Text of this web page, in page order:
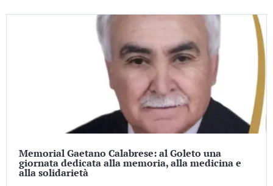
Memorial Gaetano Calabrese: al Goleto una
giornata dedicata alla memoria, alla medicina e
alla solidarietà